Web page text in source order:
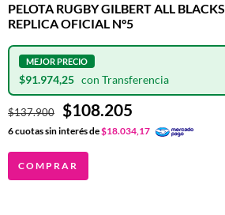
PELOTA RUGBY GILBERT ALL BLACKS
REPLICA OFICIAL N°5
$137.900 $108.205
$91.974,25
6cuotas sin interés de$18.034,17
COMPRAR